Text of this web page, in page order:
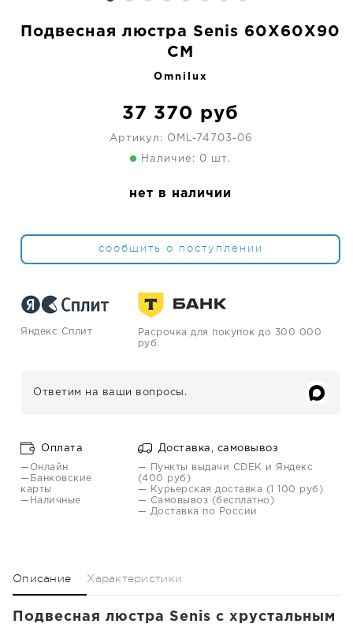
Подвесная люстра Senis 60X60X90
CM
Omnilux
37 370 руб
Артикул: OML-74703-06
Наличие: 0 шт.
нет в наличии
сообщить о поступлении
Яндекс Сплит
Расрочка для покупок до 300 000
руб.
Ответим на ваши вопросы.
Оплата
—Онлайн
—Банковские
карты
—Наличные
Доставка, самовывоз
— Пункты выдачи CDEK и Яндекс
(400 руб)
— Курьерская доставка (1 100 руб)
— Самовывоз (бесплатно)
— Доставка по России
Описание Характеристики
Подвесная люстра Senis с хрустальным